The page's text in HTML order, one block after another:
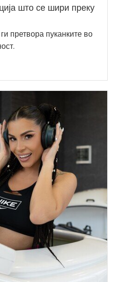
што се шири преку
претвора пуканките во